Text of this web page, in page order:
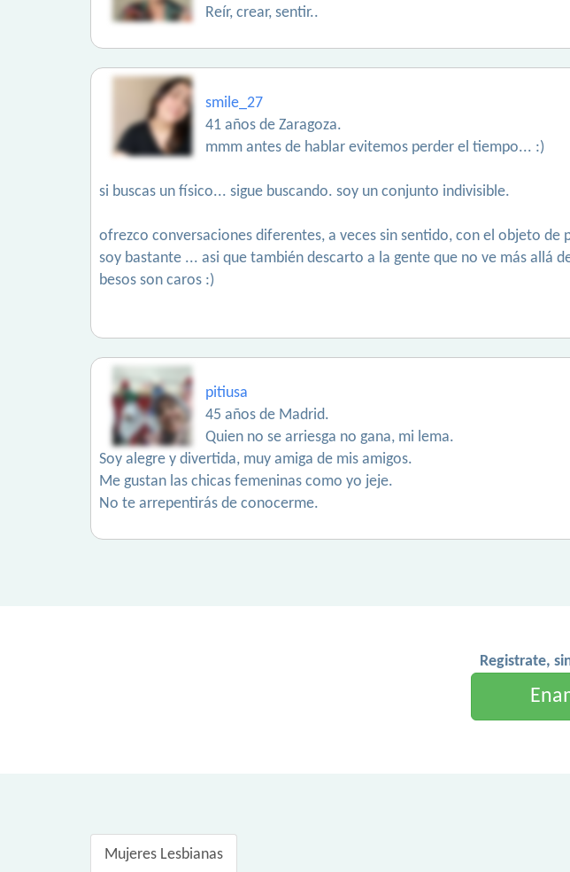
Reír, crear, sentir..
smile_27
41 años de Zaragoza.
mmm antes de hablar evitemos perder el tiempo... :)
si buscas un físico... sigue buscando. soy un conjunto indivisible.
ofrezco conversaciones diferentes, a veces sin sentido, con el objeto de
soy bastante ... asi que también descarto a la gente que no ve más allá
besos son caros :)
pitiusa
45 años de Madrid.
Quien no se arriesga no gana, mi lema.
Soy alegre y divertida, muy amiga de mis amigos.
Me gustan las chicas femeninas como yo jeje.
No te arrepentirás de conocerme.
Registrate,
Mujeres Lesbianas